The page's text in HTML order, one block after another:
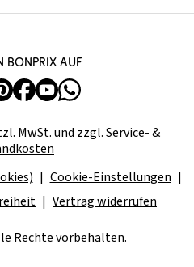
bonprix auf
MwSt. und zzgl.Service- &
Cookie-Einstellungen
Vertrag widerrufen
Rechte vorbehalten.